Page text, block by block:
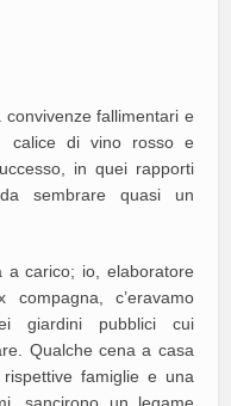
fallimentari e
calice di vino rosso e
in quei rapporti
sembrare quasi un
a carico; io, elaboratore
compagna, c’eravamo
giardini pubblici cui
Qualche cena a casa
famiglie e una